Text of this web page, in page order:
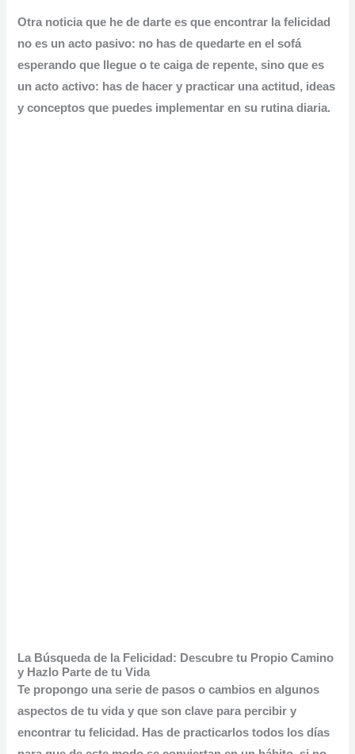
Otra noticia que he de darte es que encontrar la felicidad
no es un acto pasivo: no has de quedarte en el sofá
esperando que llegue o te caiga de repente, sino quees
un acto activo: has de hacer y practicar una actitud, ideas
y conceptos que puedes implementar en su rutina diaria.
La Búsqueda de la Felicidad: Descubre tu Propio Camino
y Hazlo Parte de tu Vida
Te propongo una serie de pasos o cambios en algunos
aspectos de tu vida y que son clave para percibir y
encontrar tu felicidad. Has de practicarlos todos los días